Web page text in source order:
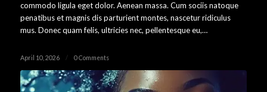
commodo ligula eget dolor. Aenean massa. Cum sociis natoque
penatibus et magnis dis parturient montes, nascetur ridiculus
mus. Donec quam felis, ultricies nec, pellentesque eu,…
April 10, 2026 / 0 Comments